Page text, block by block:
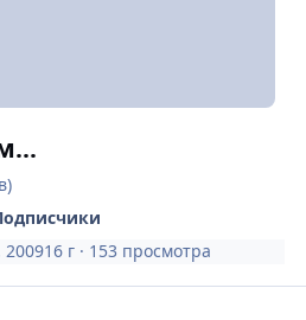
200916 г · 153 просмотра